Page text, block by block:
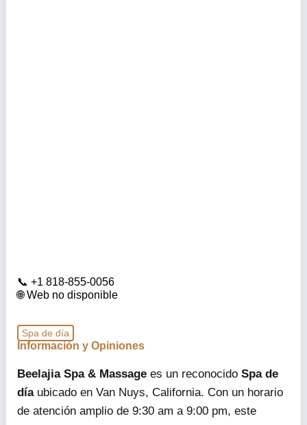
+1 818-855-0056
Web no disponible
Spa de día
Información y Opiniones
Beelajia Spa & Massage es un reconocido Spa de
díaubicado en Van Nuys, California. Con un horario
de atención amplio de 9:30 am a 9:00 pm, este